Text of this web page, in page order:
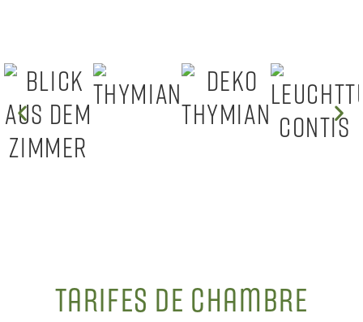
Tarifes de Chambre